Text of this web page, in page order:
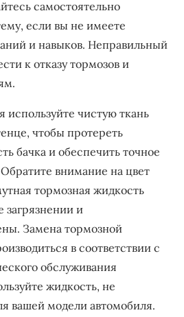
самостоятельно
если вы не имеете
и навыков. Неправильный
к отказу тормозов и
используйте чистую ткань
чтобы протереть
бачка и обеспечить точное
внимание на цвет
тормозная жидкость
загрязнении и
Замена тормозной
в соответствии с
обслуживания
жидкость, не
вашей модели автомобиля.